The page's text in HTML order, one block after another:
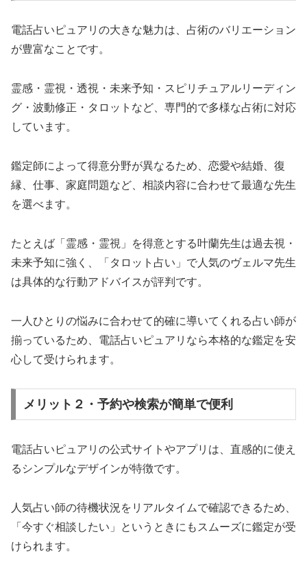
電話占いピュアリの大きな魅力は、占術のバリエーション
が豊富なことです。
霊感・霊視・透視・未来予知・スピリチュアルリーディン
グ・波動修正・タロットなど、専門的で多様な占術に対応
しています。
鑑定師によって得意分野が異なるため、恋愛や結婚、復
縁、仕事、家庭問題など、相談内容に合わせて最適な先生
を選べます。
たとえば「霊感・霊視」を得意とする叶蘭先生は過去視・
未来予知に強く、「タロット占い」で人気のヴェルマ先生
は具体的な行動アドバイスが評判です。
一人ひとりの悩みに合わせて的確に導いてくれる占い師が
揃っているため、電話占いピュアリなら本格的な鑑定を安
心して受けられます。
メリット２・予約や検索が簡単で便利
電話占いピュアリの公式サイトやアプリは、直感的に使え
るシンプルなデザインが特徴です。
人気占い師の待機状況をリアルタイムで確認できるため、
「今すぐ相談したい」というときにもスムーズに鑑定が受
けられます。